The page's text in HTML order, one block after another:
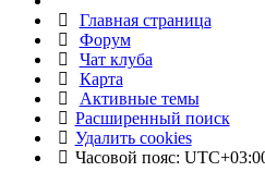
Главная страница
Форум
Чат клуба
Карта
Активные темы
Расширенный поиск
Удалить cookies
Часовой пояс: